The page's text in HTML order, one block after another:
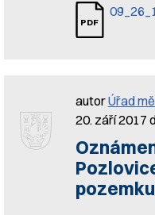
autorÚřad
20. září 2017